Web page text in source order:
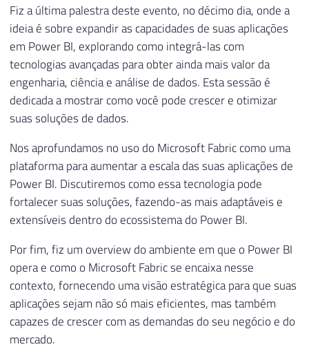
Fiz a última palestra deste evento, no décimo dia, onde a
ideia é sobre expandir as capacidades de suas aplicações
em Power BI, explorando como integrá-las com
tecnologias avançadas para obter ainda mais valor da
engenharia, ciência e análise de dados. Esta sessão é
dedicada a mostrar como você pode crescer e otimizar
suas soluções de dados.
Nos aprofundamos no uso do Microsoft Fabric como uma
plataforma para aumentar a escala das suas aplicações de
Power BI. Discutiremos como essa tecnologia pode
fortalecer suas soluções, fazendo-as mais adaptáveis e
extensíveis dentro do ecossistema do Power BI.
Por fim, fiz um overview do ambiente em que o Power BI
opera e como o Microsoft Fabric se encaixa nesse
contexto, fornecendo uma visão estratégica para que suas
aplicações sejam não só mais eficientes, mas também
capazes de crescer com as demandas do seu negócio e do
mercado.